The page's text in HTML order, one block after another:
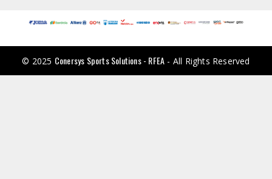
© 2025 Conersys Sports Solutions - RFEA - All Rights Reserved